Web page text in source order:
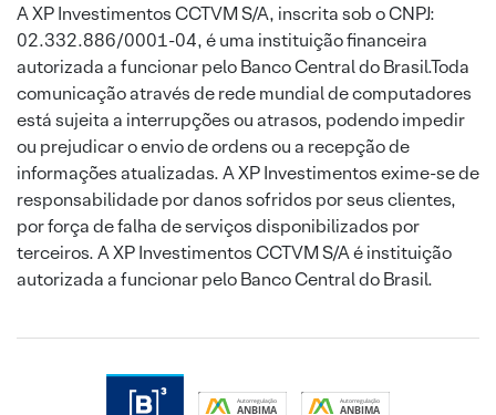
A XP Investimentos CCTVM S/A, inscrita sob o CNPJ:
02.332.886/0001-04, é uma instituição financeira
autorizada a funcionar pelo Banco Central do Brasil.Toda
comunicação através de rede mundial de computadores
está sujeita a interrupções ou atrasos, podendo impedir
ou prejudicar o envio de ordens ou a recepção de
informações atualizadas. A XP Investimentos exime-se de
responsabilidade por danos sofridos por seus clientes,
por força de falha de serviços disponibilizados por
terceiros. A XP Investimentos CCTVM S/A é instituição
autorizada a funcionar pelo Banco Central do Brasil.